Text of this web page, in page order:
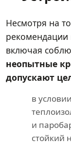
Несмотря на
рекомендации
включая
неопытные
допускают
в
и
стойкий